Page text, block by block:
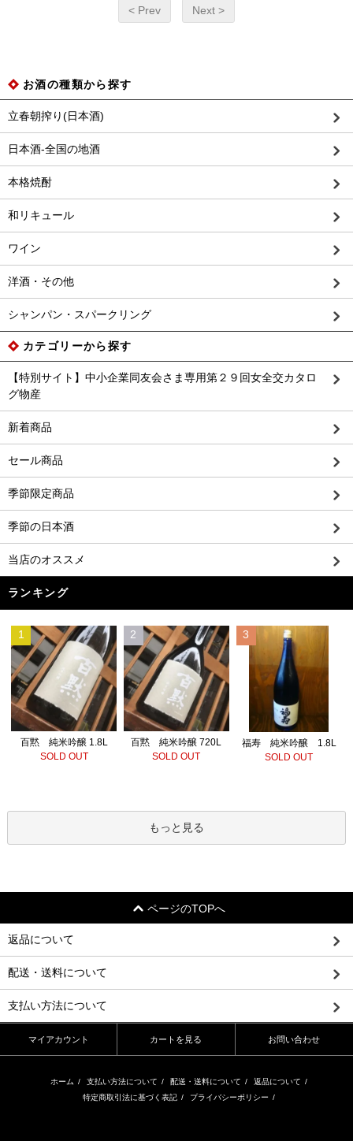
< Prev Next >
お酒の種類から探す
立春朝搾り(日本酒)
日本酒-全国の地酒
本格焼酎
和リキュール
ワイン
洋酒・その他
シャンパン・スパークリング
カテゴリーから探す
【特別サイト】中小企業同友会さま専用第２９回女全交カタロ
グ物産
新着商品
セール商品
季節限定商品
季節の日本酒
当店のオススメ
ランキング
1
百黙 純米吟醸 1.8L
SOLD OUT
2
百黙 純米吟醸 720L
SOLD OUT
3
福寿 純米吟醸 1.8L
SOLD OUT
もっと見る
ページのTOPへ
返品について
配送・送料について
支払い方法について
マイアカウント カートを見る お問い合わせ
ホーム / 支払い方法について / 配送・送料について / 返品について /
特定商取引法に基づく表記 / プライバシーポリシー /